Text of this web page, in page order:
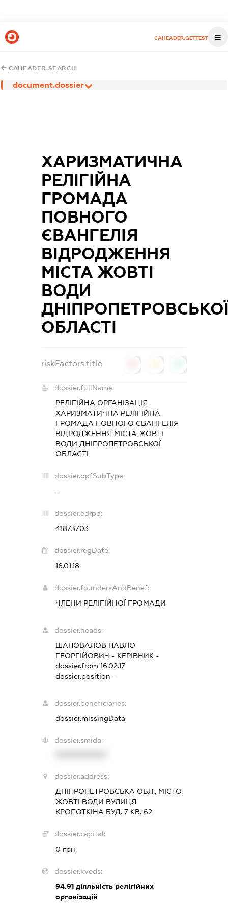
CAHEADER.GETTEST
CAHEADER.SEARCH
document.dossier
ХАРИЗМАТИЧНА
РЕЛІГІЙНА
ГРОМАДА
ПОВНОГО
ЄВАНГЕЛІЯ
ВІДРОДЖЕННЯ
МІСТА ЖОВТІ
ВОДИ
ОБЛАСТІ
riskFactors.title
dossier.fullName:
РЕЛІГІЙНА ОРГАНІЗАЦІЯ
ХАРИЗМАТИЧНА РЕЛІГІЙНА
ГРОМАДА ПОВНОГО ЄВАНГЕЛІЯ
ВІДРОДЖЕННЯ МІСТА ЖОВТІ
ВОДИ ДНІПРОПЕТРОВСЬКОЇ
ОБЛАСТІ
dossier.opfSubType:
-
dossier.edrpo:
41873703
dossier.regDate:
16.01.18
dossier.foundersAndBenef:
ЧЛЕНИ РЕЛІГІЙНОЇ ГРОМАДИ
dossier.heads:
ШАПОВАЛОВ ПАВЛО
ГЕОРГІЙОВИЧ - КЕРІВНИК -
dossier.from 16.02.17
dossier.position -
dossier.beneficiaries:
dossier.missingData
dossier.smida:
dossier.address:
ДНІПРОПЕТРОВСЬКА ОБЛ., МІСТО
ЖОВТІ ВОДИ ВУЛИЦЯ
КРОПОТКІНА БУД. 7 КВ. 62
dossier.capital:
0 грн.
dossier.kveds:
94.91 діяльність релігійних
організацій